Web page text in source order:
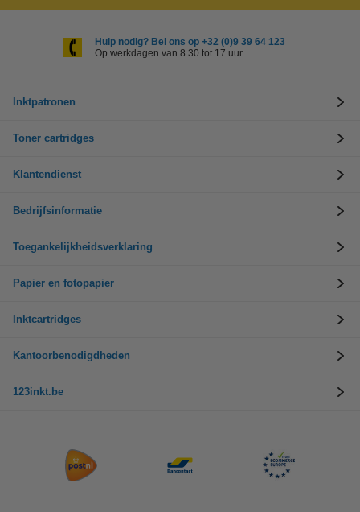
Hulp nodig? Bel ons op +32 (0)9 39 64 123
Op werkdagen van 8.30 tot 17 uur
Inktpatronen
Toner cartridges
Klantendienst
Bedrijfsinformatie
Toegankelijkheidsverklaring
Papier en fotopapier
Inktcartridges
Kantoorbenodigdheden
123inkt.be